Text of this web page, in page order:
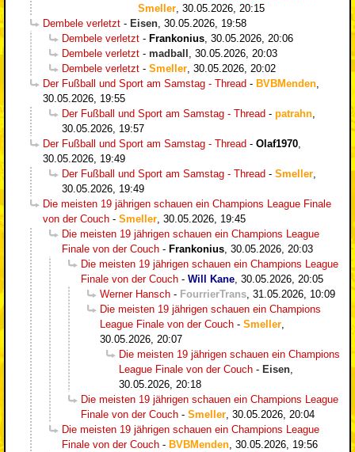
Smeller 30.05.2026, 20:15
Dembele verletzt - Eisen 30.05.2026, 19:58
Dembele verletzt - Frankonius 30.05.2026, 20:06
Dembele verletzt - madball
30.05.2026, 20:03
Dembele verletzt - Smeller 30.05.2026, 20:02
Der Fußball und Sport am Samstag - Thread - BVBMenden
30.05.2026, 19:55
Der Fußball und Sport am Samstag - Thread - patrahn
30.05.2026, 19:57
Der Fußball und Sport am Samstag - Thread - Olaf1970
30.05.2026, 19:49
Der Fußball und Sport am Samstag - Thread - Smeller
30.05.2026, 19:49
Die meisten 19 jährigen schauen ein Champions League Finale
von der Couch - Smeller 30.05.2026, 19:45
Die meisten 19 jährigen schauen ein Champions League
Finale von der Couch - Frankonius 30.05.2026, 20:03
Die meisten 19 jährigen schauen ein Champions League
Finale von der Couch - Will Kane 30.05.2026, 20:05
Werner Hansch - FourrierTrans 31.05.2026, 10:09
Die meisten 19 jährigen schauen ein Champions
League Finale von der Couch - Smeller
30.05.2026, 20:07
Die meisten 19 jährigen schauen ein Champions
League Finale von der Couch - Eisen
30.05.2026, 20:18
Die meisten 19 jährigen schauen ein Champions League
Finale von der Couch - Smeller 30.05.2026, 20:04
Die meisten 19 jährigen schauen ein Champions League
Finale von der Couch - BVBMenden 30.05.2026, 19:56